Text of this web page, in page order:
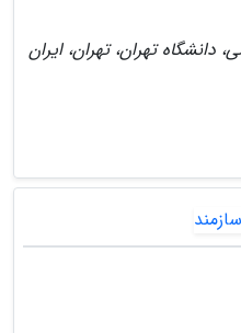
دانشگاه تهران، تهران، ایران